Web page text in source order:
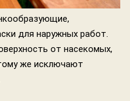
для наружных работ.
от насекомых,
же исключают